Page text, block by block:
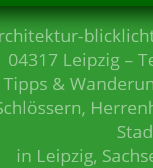
04317 Leipzig –
&
in Leipzig,